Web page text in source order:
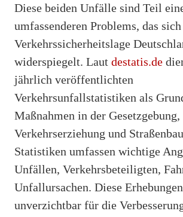
Diese beiden Unfälle sind Teil
umfassenderen Problems, das
Verkehrssicherheitslage
widerspiegelt. Laut destatis.de
jährlich veröffentlichten
Verkehrsunfallstatistiken als
Maßnahmen in der Gesetzgebung,
Verkehrserziehung und
Statistiken umfassen wichtige
Unfällen, Verkehrsbeteiligten,
Unfallursachen. Diese
unverzichtbar für die